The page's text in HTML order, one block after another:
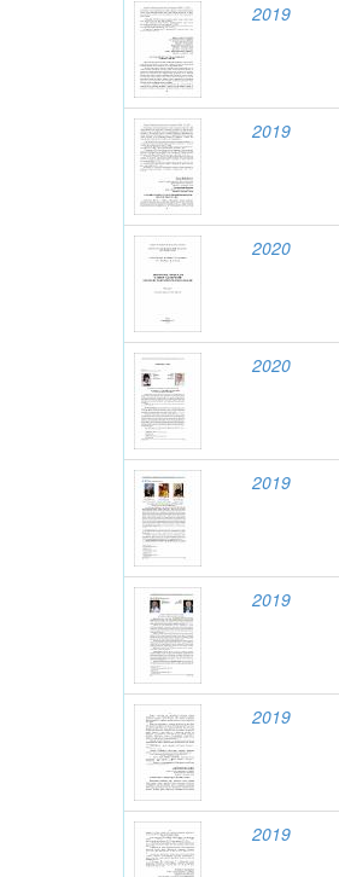
2019
2019
2020
2020
2019
2019
2019
2019